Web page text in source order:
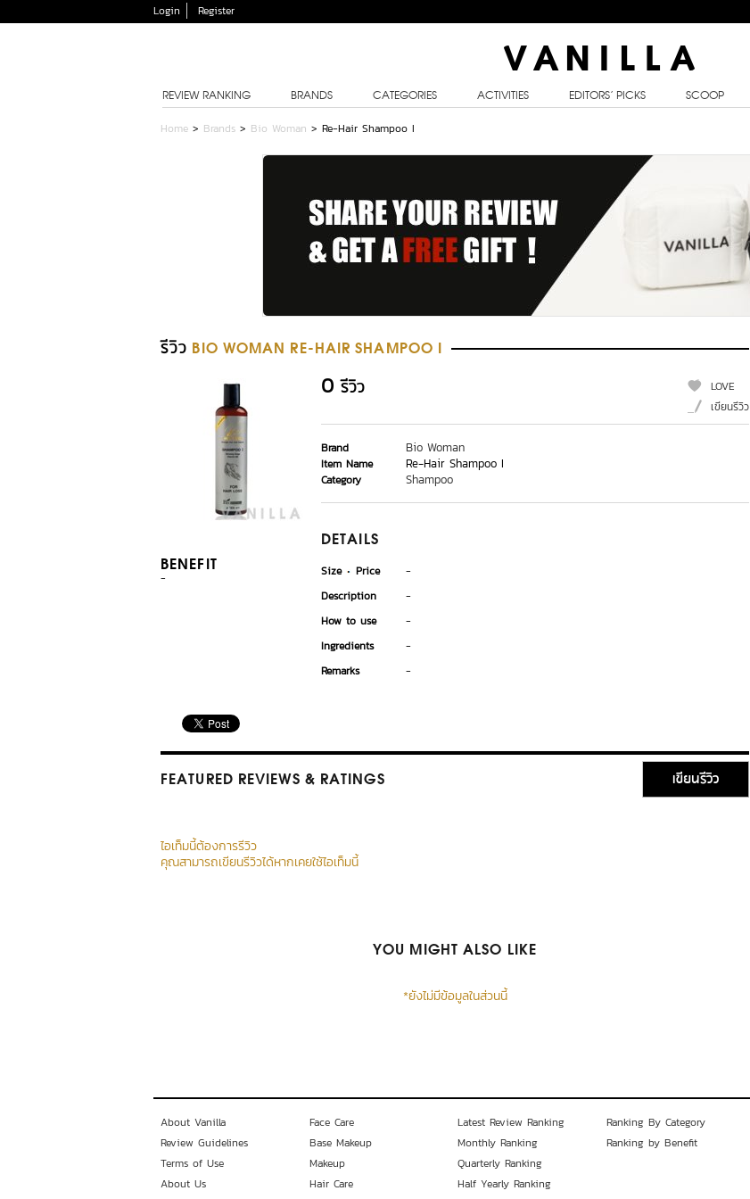
Login Register
REVIEW RANKING BRANDS CATEGORIES ACTIVITIES EDITORS’ PICKS SCOOP
Home > Brands > Bio Woman > Re-Hair Shampoo I
รีวิว BIO WOMAN RE-HAIR SHAMPOO I
BENEFIT
-
0 รีวิว
LOVE
เขียนรีวิว
Brand Bio Woman
Item Name Re-Hair Shampoo I
Category Shampoo
DETAILS
Size Price
-
Description
-
How to use
-
Ingredients
-
Remarks
-
FEATURED REVIEWS & RATINGS เขียนรีวิว
ไอเท็มนี้ต้องการรีวิว
คุณสามารถเขียนรีวิวได้หากเคยใช้ไอเท็มนี้
YOU MIGHT ALSO LIKE
*ยังไม่มีข้อมูลในส่วนนี้
About Vanilla
Review Guidelines
Terms of Use
About Us
Face Care
Base Makeup
Makeup
Hair Care
Latest Review Ranking
Monthly Ranking
Quarterly Ranking
Half Yearly Ranking
Ranking By Category
Ranking by Benefit